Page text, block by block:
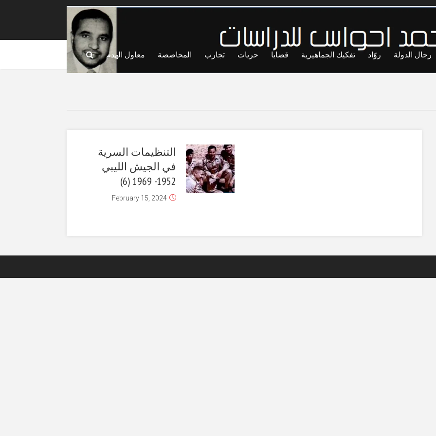
رجال الدولة روّاد تفكيك الجماهيرية قضايا حريات تجارب المحاصصة معاول الهدم
التنظيمات السرية
في الجيش الليبي
1952- 1969 (6)
February 15, 2024